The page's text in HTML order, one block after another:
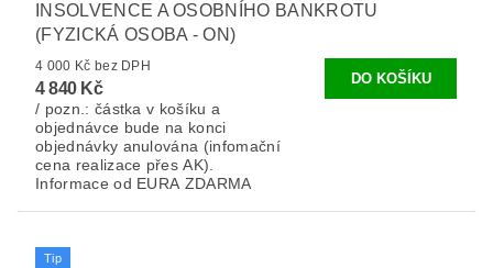
INSOLVENCE A OSOBNÍHO BANKROTU
(FYZICKÁ OSOBA - ON)
4 000 Kč bez DPH
4 840 Kč
/ pozn.: částka v košíku a
objednávce bude na konci
objednávky anulována (infomační
cena realizace přes AK).
Informace od EURA ZDARMA
Tip